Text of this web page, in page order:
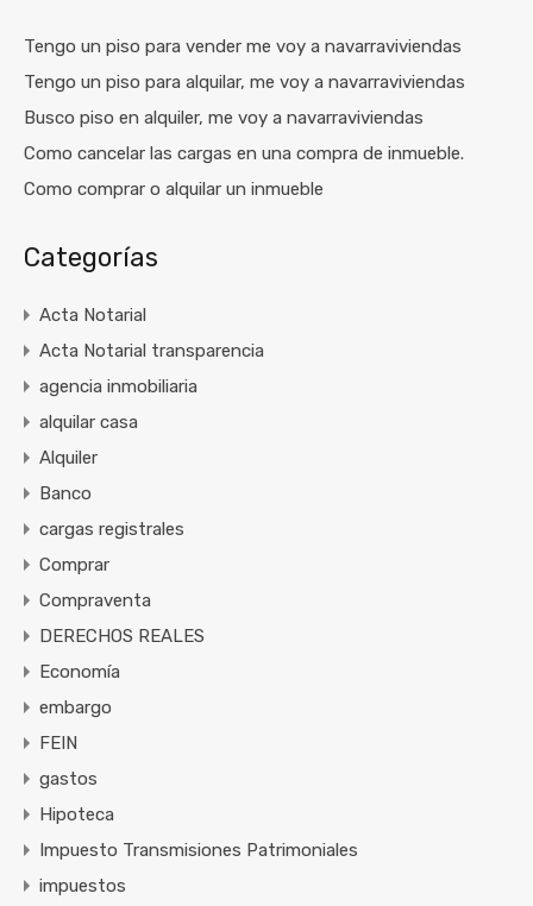
Tengo un piso para vender me voy a navarraviviendas
Tengo un piso para alquilar, me voy a navarraviviendas
Busco piso en alquiler, me voy a navarraviviendas
Como cancelar las cargas en una compra de inmueble.
Como comprar o alquilar un inmueble
Categorías
Acta Notarial
Acta Notarial transparencia
agencia inmobiliaria
alquilar casa
Alquiler
Banco
cargas registrales
Comprar
Compraventa
DERECHOS REALES
Economía
embargo
FEIN
gastos
Hipoteca
Impuesto Transmisiones Patrimoniales
impuestos